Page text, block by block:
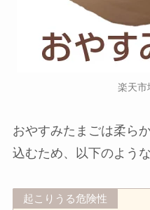
楽天市
おやすみたまごは柔ら
込むため、以下のよう
起こりうる危険性